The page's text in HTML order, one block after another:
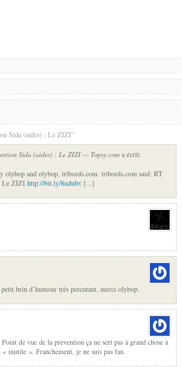
Sida (aides) : Le ZIZI”
Sida (aides) : Le ZIZI — Topsy.com a écrit:
olybop and olybop, tribords.com. tribords.com said: RT
Le ZIZI http://bit.ly/8udubv [...]
brin d’humour très percutant, merci olybop.
de vue de la prevention ça ne sert pas à grand chose à
inutile ». Franchement, je ne suis pas fan.